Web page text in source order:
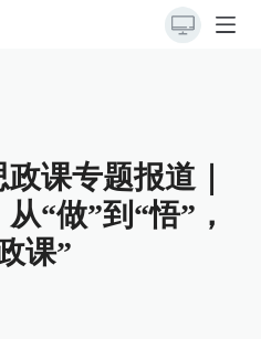
课专题报道｜
“做”到“悟”，
课”